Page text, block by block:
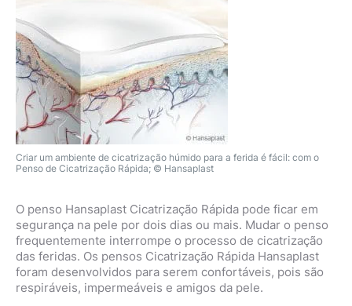
Criar um ambiente de cicatrização húmido para a ferida é fácil: com o
Penso de Cicatrização Rápida; © Hansaplast
O penso Hansaplast Cicatrização Rápida pode ficar em
segurança na pele por dois dias ou mais. Mudar o penso
frequentemente interrompe o processo de cicatrização
das feridas. Os pensos Cicatrização Rápida Hansaplast
foram desenvolvidos para serem confortáveis, pois são
respiráveis, impermeáveis e amigos da pele.